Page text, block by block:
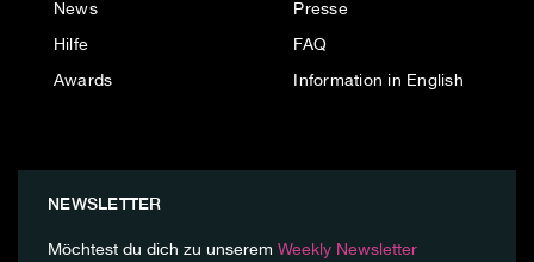
News
Hilfe
Awards
Presse
FAQ
Information in English
NEWSLETTER
Möchtest du dich zu unserem Weekly Newsletter